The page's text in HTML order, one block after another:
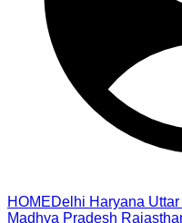
HOMEDelhi Haryana
Madhya Pradesh